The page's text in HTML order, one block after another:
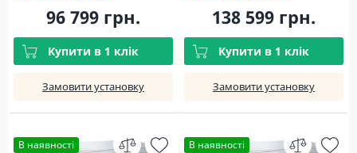
96 799 грн.
Купити в 1 клік
Замовити установку
138 599 грн.
Купити в 1 клік
Замовити установку
В наявності В наявності